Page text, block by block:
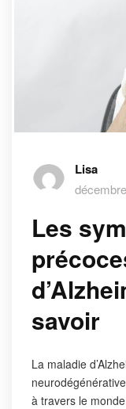
Lisa
Les
savoir
La maladie
à travers le